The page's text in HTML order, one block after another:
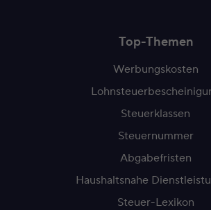
Top-Themen
Werbungskosten
Steuerklassen
Steuernummer
Abgabefristen
Haushaltsnahe
Steuer-Lexikon